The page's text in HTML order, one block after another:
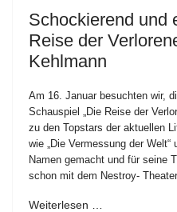
Schockierend und
Reise der
Kehlmann
Am 16. Januar besuchten wir,
Schauspiel „Die Reise der
zu den Topstars der aktuellen
wie „Die Vermessung der Welt“
Namen gemacht und für seine
schon mit dem Nestroy-
Weiterlesen …